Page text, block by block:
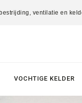
ventilatie en
VOCHTIGE KELDER